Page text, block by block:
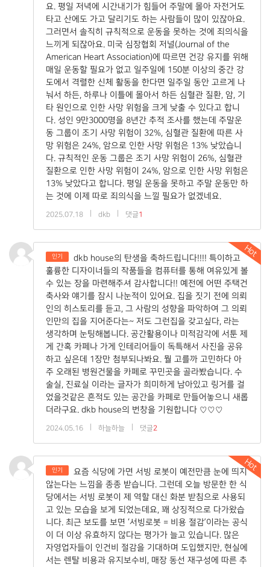
요. 평일 저녁에 시간내기가 힘들어 주말에 몰아 자전거도
타고 산에도 가고 달리기도 하는 사람들이 많이 있잖아요.
그러면서 솔직히 규칙적으로 운동을 못하는 것에 죄의식을
느끼게 되잖아요. 미국 심장협회 저널(Journal of the
American Heart Association)에 따르면 건강 유지를 위해
매일 운동할 필요가 없고 일주일에 150분 이상의 중간 강
도에서 격렬한 신체 활동을 한다면 일주일 동안 고르게 나
눠서 하든, 하루나 이틀에 몰아서 하든 심혈관 질환, 암, 기
타 원인으로 인한 사망 위험을 크게 낮출 수 있다고 합니
다. 성인 9만3000명을 8년간 추적 조사를 했는데 주말운
동 그룹이 조기 사망 위험이 32%, 심혈관 질환에 따른 사
망 위험은 24%, 암으로 인한 사망 위험은 13% 낮았습니
다. 규칙적인 운동 그룹은 조기 사망 위험이 26%, 심혈관
질환으로 인한 사망 위험이 24%, 암으로 인한 사망 위험은
13% 낮았다고 합니다. 평일 운동을 못하고 주말 운동만 하
는 것에 이제 따로 죄의식을 느낄 필요가 없겠네요.
2025.07.18 dkb 댓글1
인기
dkb house의 탄생을 축하드립니다!!!! 특이하고
훌륭한 디자이너들의 작품들을 컴퓨터를 통해 여유있게 볼
수 있는 장을 마련해주셔 감사합니다!! 예전에 어떤 주택건
축사와 얘기를 잠시 나눈적이 있어요. 집을 짓기 전에 의뢰
인의 히스토리를 듣고, 그 사람의 성향을 파악하여 그 의뢰
인만의 집을 지어준다는~ 저도 그런집을 갖고싶다, 라는
생각하며 눈팅해봅니다. 공간활용이나 미적감각에 서툰 제
게 간혹 카페나 가게 인테리어들이 독특해서 사진을 공유
하고 싶은데 1장만 첨부되나봐요. 뭘 고를까 고민하다 아
주 오래된 병원건물을 카페로 꾸민곳을 골라봤습니다. 수
술실, 진료실 이라는 글자가 희미하게 남아있고 링거를 걸
었을것같은 흔적도 있는 공간을 카페로 만들어놓으니 새롭
더라구요. dkb house의 번창을 기원합니다 ♡♡♡
2024.05.16 하늘하늘 댓글2
Hot
인기
요즘 식당에 가면 서빙 로봇이 예전만큼 눈에 띄지
않는다는 느낌을 종종 받습니다. 그런데 오늘 방문한 한 식
당에서는 서빙 로봇이 제 역할 대신 화분 받침으로 사용되
고 있는 모습을 보게 되었는데요, 꽤 상징적으로 다가왔습
니다. 최근 보도를 보면 ‘서빙로봇 = 비용 절감’이라는 공식
이 더 이상 유효하지 않다는 평가가 늘고 있습니다. 많은
자영업자들이 인건비 절감을 기대하며 도입했지만, 현실에
서는 렌탈 비용과 유지보수비, 매장 동선 재구성에 따른 추
Hot